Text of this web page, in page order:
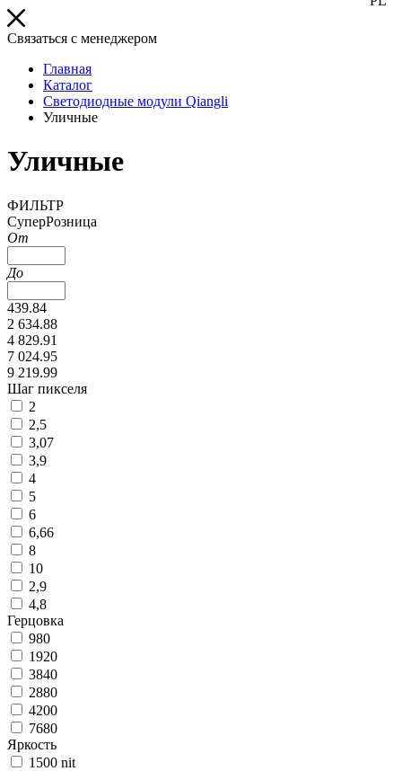
Связаться с менеджером
Главная
Каталог
Светодиодные модули Qiangli
Уличные
Уличные
ФИЛЬТР
СуперРозница
От
До
439.84
2 634.88
4 829.91
7 024.95
9 219.99
Шаг пикселя
2
2,5
3,07
3,9
4
5
6
6,66
8
10
2,9
4,8
Герцовка
980
1920
3840
2880
4200
7680
Яркость
1500 nit